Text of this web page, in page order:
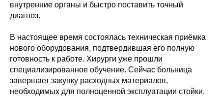
внутренние органы и быстро поставить точный
диагноз.
В настоящее время состоялась техническая приёмка
нового оборудования, подтвердившая его полную
готовность к работе. Хирурги уже прошли
специализированное обучение. Сейчас больница
завершает закупку расходных материалов,
необходимых для полноценной эксплуатации стойки.